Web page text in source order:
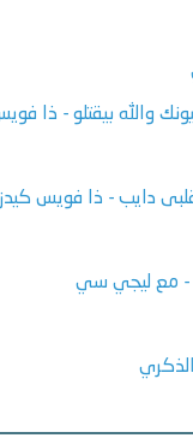
والله بيقتلو - ذا فويس
دايب - ذا فويس كيدز 2026
مع ليجي سي